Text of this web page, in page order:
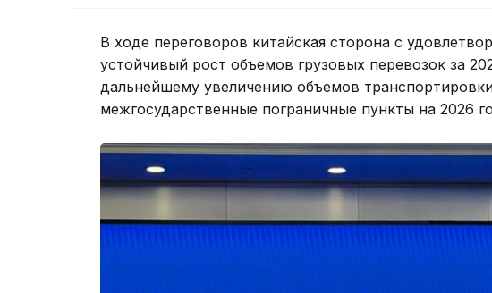
В ходе переговоров китайская сторона с
устойчивый рост объемов грузовых перевозок за
дальнейшему увеличению объемов
межгосударственные пограничные пункты на 2026